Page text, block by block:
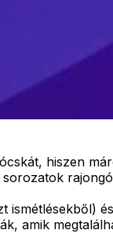
hiszen
amik